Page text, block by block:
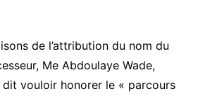
de l’attribution du nom du
Me Abdoulaye Wade,
dit vouloir honorer le « parcours